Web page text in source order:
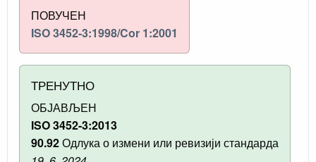
ПОВУЧЕН
ISO 3452-3:1998/Cor 1:2001
ТРЕНУТНО
ОБЈАВЉЕН
ISO 3452-3:2013
90.92Одлука о измени или ревизији стандарда